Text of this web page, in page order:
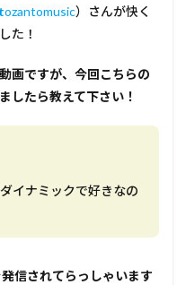
ozantomusic）さんが快く
た！
動画ですが、今回こちらの
したら教えて下さい！
イナミックで好きなの
発信されてらっしゃいます